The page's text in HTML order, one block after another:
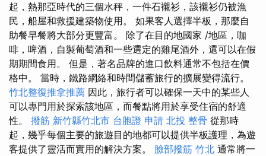
起，熱那亞時代的三個水秤，一件石襯衫，該襯衫仍被漁
民，船屋和救援建築物使用。 如果客人選擇半板，那麼自
助餐早餐將大部分更豐富。 除了在目的地國家 /地區，咖
啡，啤酒，自製葡萄酒和一些選定的雞尾酒外，還可以在假
期期間食用。 但是，著名品牌的進口飲料通常不包括在價
格中。 當時，鐵路網絡和時間儲蓄旅行的擴展變得流行。
竹北整復推拿推薦 因此，旅行者可以確保一天中的某些人
可以專門用於探索該地區，而餐點將用於享受住宿的舒適
性。 撥筋 新竹縣竹北市 台胞證 申請 北投 整骨 從那時
起，幾乎每個主要的旅遊目的地都可以提供半板護理，為遊
客提供了靈活而實用的解決方案。 臉部撥筋 竹北 通常將一